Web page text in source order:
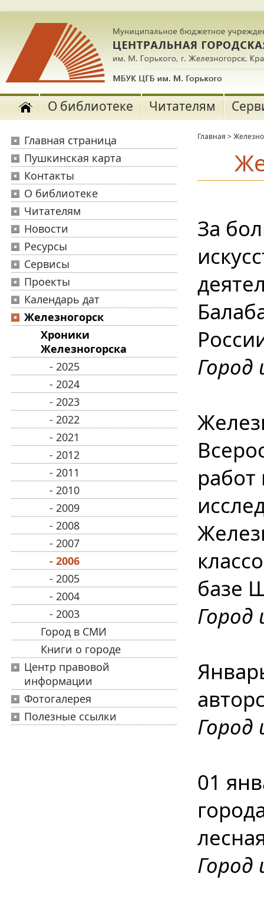
О библиотеке Читателям
Главная страница
Пушкинская карта
Контакты
О библиотеке
Читателям
Новости
Ресурсы
Сервисы
Проекты
Календарь дат
Железногорск
Хроники
Железногорска
- 2025
- 2024
- 2023
- 2022
- 2021
- 2012
- 2011
- 2010
- 2009
- 2008
- 2007
- 2006
- 2005
- 2004
- 2003
Город в СМИ
Книги о городе
Центр правовой
информации
Фотогалерея
Полезные ссылки
Главная >
За
Город
базе
Город
Город
01
Город